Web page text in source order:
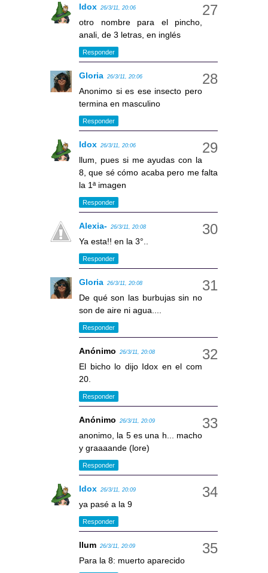
Idox 26/3/11, 20:06
otro nombre para el pincho,
anali, de 3 letras, en inglés
Responder
Gloria 26/3/11, 20:06
Anonimo si es ese insecto pero
termina en masculino
Responder
Idox 26/3/11, 20:06
llum, pues si me ayudas con la
8, que sé cómo acaba pero me falta
la 1ª imagen
Responder
Alexia- 26/3/11, 20:08
Ya esta!! en la 3°..
Responder
Gloria 26/3/11, 20:08
De qué son las burbujas sin no
son de aire ni agua....
Responder
Anónimo 26/3/11, 20:08
El bicho lo dijo Idox en el com
20.
Responder
Anónimo 26/3/11, 20:09
anonimo, la 5 es una h... macho
y graaaande (lore)
Responder
Idox 26/3/11, 20:09
ya pasé a la 9
Responder
llum 26/3/11, 20:09
Para la 8: muerto aparecido